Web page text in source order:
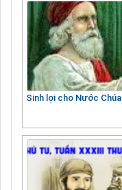
Sinh lợi cho Nước Chúa